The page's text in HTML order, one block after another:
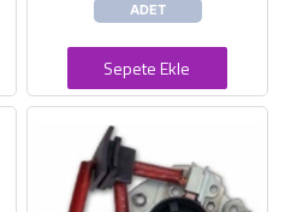
ADET
Sepete Ekle